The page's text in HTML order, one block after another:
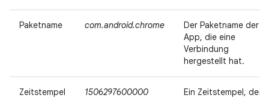
Paketname com.android.chrome
Der Paketname der
App, die eine
Verbindung
hergestellt hat.
Zeitstempel 1506297600000
Ein Zeitstempel, der